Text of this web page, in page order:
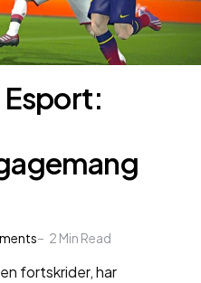
2 Min Read
fortskrider, har